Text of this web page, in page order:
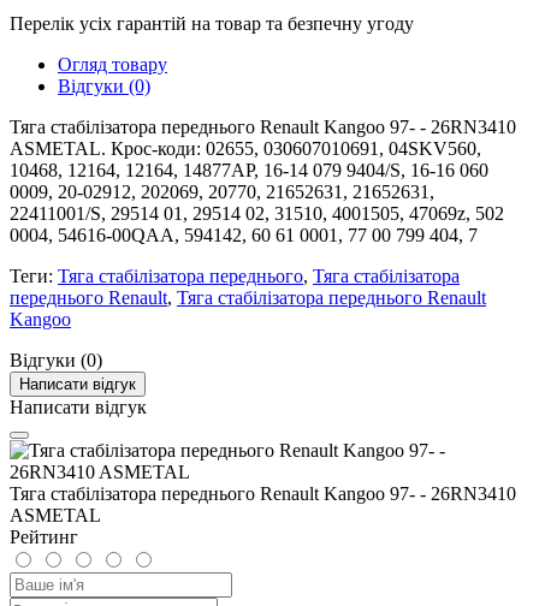
Перелік усіх гарантій на товар та безпечну угоду
Огляд товару
Відгуки (0)
Тяга стабілізатора переднього Renault Kangoo 97- - 26RN3410
ASMETAL. Крос-коди: 02655, 030607010691, 04SKV560,
10468, 12164, 12164, 14877AP, 16-14 079 9404/S, 16-16 060
0009, 20-02912, 202069, 20770, 21652631, 21652631,
22411001/S, 29514 01, 29514 02, 31510, 4001505, 47069z, 502
0004, 54616-00QAA, 594142, 60 61 0001, 77 00 799 404, 7
Теги: Тяга стабілізатора переднього, Тяга стабілізатора
переднього Renault, Тяга стабілізатора переднього Renault
Kangoo
Відгуки (0)
Написати відгук
Написати відгук
Тяга стабілізатора переднього Renault Kangoo 97- - 26RN3410
ASMETAL
Рейтинг